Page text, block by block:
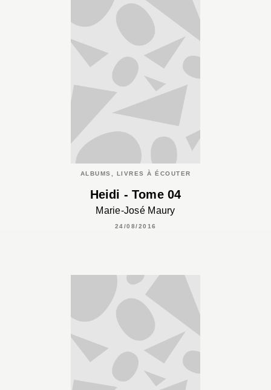
ALBUMS, LIVRES À ÉCOUTER
Heidi - Tome 04
Marie-José Maury
24/08/2016